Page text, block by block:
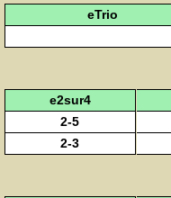
eTrio
e2sur4
2-5
2-3